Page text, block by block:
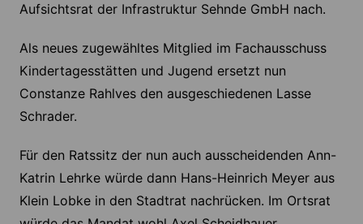
Aufsichtsrat der Infrastruktur Sehnde GmbH nach.
Als neues zugewähltes Mitglied im Fachausschuss
Kindertagesstätten und Jugend ersetzt nun
Constanze Rahlves den ausgeschiedenen Lasse
Schrader.
Für den Ratssitz der nun auch ausscheidenden Ann-
Katrin Lehrke würde dann Hans-Heinrich Meyer aus
Klein Lobke in den Stadtrat nachrücken. Im Ortsrat